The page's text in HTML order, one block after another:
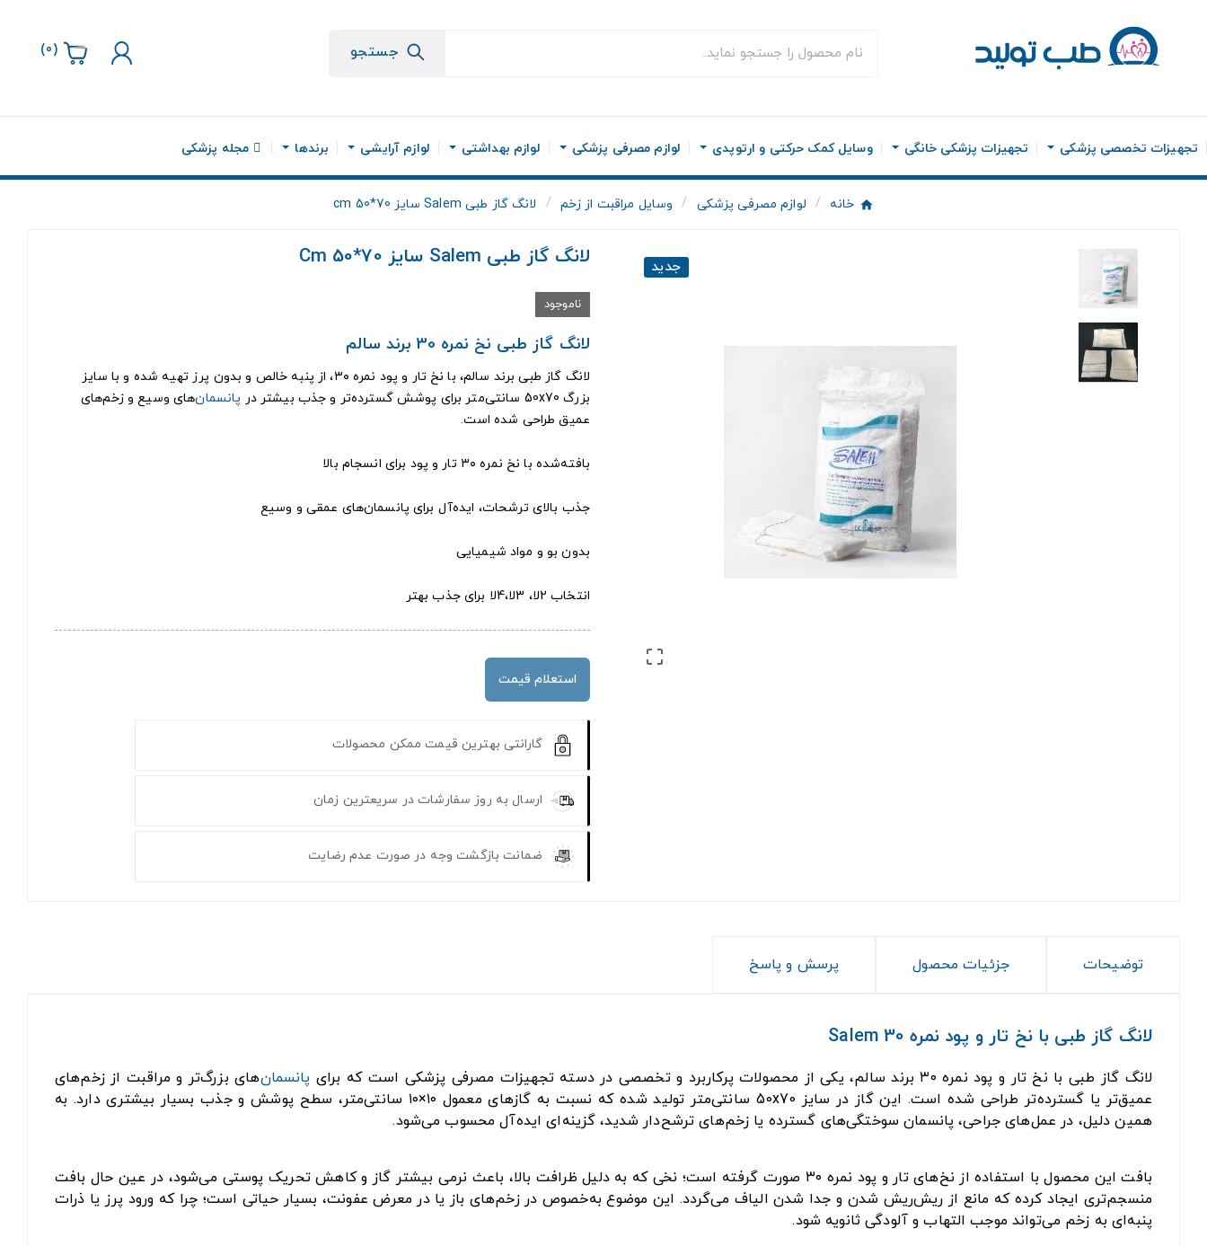
جستجو (
0
)
تجهیزات تخصصی پزشکی تجهیزات پزشکی خانگی وسایل کمک حرکتی و ارتوپدی لوازم مصرفی پزشکی لوازم بهداشتی لوازم آرایشی برندها مجله پزشکی
خانه لوازم مصرفی پزشکی وسایل مراقبت از زخم لانگ گاز طبی Salem سایز 70*50 cm
جدید

لانگ گاز طبی Salem سایز 70*50 Cm
ناموجود
لانگ گاز طبی نخ نمره 30 برند سالم
لانگ گاز طبی برند سالم، با نخ تار و پود نمره ۳۰، از پنبه خالص و بدون پرز تهیه شده و با سایز
بزرگ 50x70 سانتی‌متر برای پوشش گسترده‌تر و جذب بیشتر در
پانسمان‌های وسیع و زخم‌های
عمیق طراحی شده است.
بافته‌شده با نخ نمره ۳۰ تار و پود برای انسجام بالا
جذب بالای ترشحات، ایده‌آل برای پانسمان‌های عمقی و وسیع
بدون بو و مواد شیمیایی
انتخاب 2لا، 3لا،4لا برای جذب بهتر
استعلام قیمت
گارانتی بهترین قیمت ممکن محصولات
ارسال به روز سفارشات در سریعترین زمان
ضمانت بازگشت وجه در صورت عدم رضایت
توضیحات جزئیات محصول پرسش و پاسخ
لانگ گاز طبی با نخ تار و پود نمره 30 Salem
لانگ گاز طبی با نخ تار و پود نمره ۳۰ برند سالم، یکی از محصولات پرکاربرد و تخصصی در دسته تجهیزات مصرفی پزشکی است که برای پانسمان‌های بزرگ‌تر و مراقبت از زخم‌های
عمیق‌تر یا گسترده‌تر طراحی شده است. این گاز در سایز 50x70 سانتی‌متر تولید شده که نسبت به گازهای معمول ۱۰×۱۰ سانتی‌متر، سطح پوشش و جذب بسیار بیشتری دارد. به
همین دلیل، در عمل‌های جراحی، پانسمان سوختگی‌های گسترده یا زخم‌های ترشح‌دار شدید، گزینه‌ای ایده‌آل محسوب می‌شود.
بافت این محصول با استفاده از نخ‌های تار و پود نمره ۳۰ صورت گرفته است؛ نخی که به دلیل ظرافت بالا، باعث نرمی بیشتر گاز و کاهش تحریک پوستی می‌شود، در عین حال بافت
منسجم‌تری ایجاد کرده که مانع از ریش‌ریش شدن و جدا شدن الیاف می‌گردد. این موضوع به‌خصوص در زخم‌های باز یا در معرض عفونت، بسیار حیاتی است؛ چرا که ورود پرز یا ذرات
پنبه‌ای به زخم می‌تواند موجب التهاب و آلودگی ثانویه شود.